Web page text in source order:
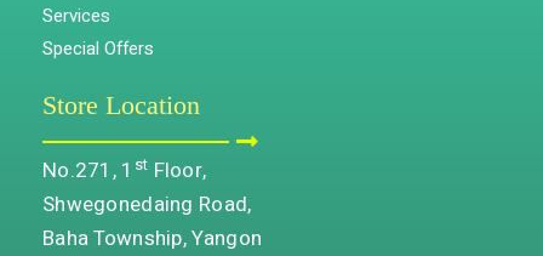
Services
Special Offers
Store Location
No.271, 1 st Floor,
Shwegonedaing Road,
Baha Township, Yangon